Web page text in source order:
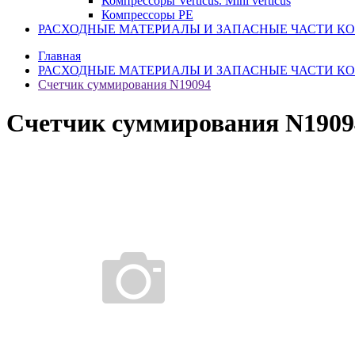
Компрессоры PE
РАСХОДНЫЕ МАТЕРИАЛЫ И ЗАПАСНЫЕ ЧАСТИ
Главная
РАСХОДНЫЕ МАТЕРИАЛЫ И ЗАПАСНЫЕ ЧАСТИ
Счетчик суммирования N19094
Счетчик суммирования